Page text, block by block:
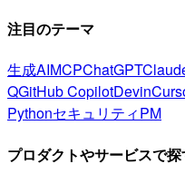
注目のテーマ
生成AIMCPChatGPT
QGitHub CopilotDevin
PythonセキュリティPM
プロダクトやサービスで